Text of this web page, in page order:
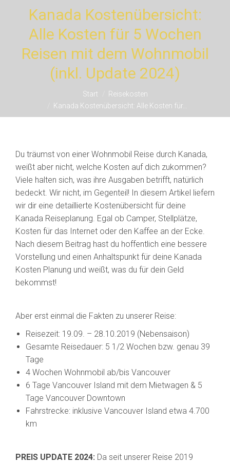
Kanada Kostenübersicht:
Alle Kosten für 5 Wochen
Reisen mit dem Wohnmobil
(inkl. Update 2024)
Sie befinden sich hier:
Start
Reisekosten
Kanada Kostenübersicht: Alle Kosten für…
Du träumst von einer Wohnmobil Reise durch Kanada,
weißt aber nicht, welche Kosten auf dich zukommen?
Viele halten sich, was ihre Ausgaben betrifft, natürlich
bedeckt. Wir nicht, im Gegenteil! In diesem Artikel liefern
wir dir eine detaillierte Kostenübersicht für deine
Kanada Reiseplanung. Egal ob Camper, Stellplätze,
Kosten für das Internet oder den Kaffee an der Ecke.
Nach diesem Beitrag hast du hoffentlich eine bessere
Vorstellung und einen Anhaltspunkt für deine Kanada
Kosten Planung und weißt, was du für dein Geld
bekommst!
Aber erst einmal die Fakten zu unserer Reise:
Reisezeit: 19.09. – 28.10.2019 (Nebensaison)
Gesamte Reisedauer: 5 1/2 Wochen bzw. genau 39
Tage
4 Wochen Wohnmobil ab/bis Vancouver
6 Tage Vancouver Island mit dem Mietwagen & 5
Tage Vancouver Downtown
Fahrstrecke: inklusive Vancouver Island etwa 4.700
km
PREIS UPDATE 2024: Da seit unserer Reise 2019